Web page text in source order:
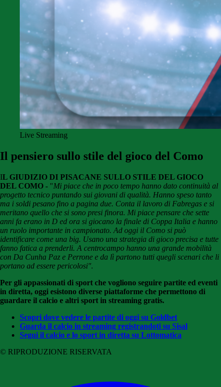
Live Streaming
Il pensiero sullo stile del gioco del Como
IL GIUDIZIO DI PISACANE SULLO STILE DEL GIOCO
DEL COMO - "Mi piace che in poco tempo hanno dato continuità al
progetto tecnico puntando sui giovani di qualità. Hanno speso tanto
ma i soldi pesano fino a pagina due. Conta il lavoro di Fabregas e si
meritano quello che si sono presi finora. Mi piace pensare che sette
anni fa erano in D ed ora si giocano la finale di Coppa Italia e hanno
un ruolo importante in campionato. Ad oggi il Como si può
identificare come una big. Usano una strategia di gioco precisa e tutte
fanno fatica a prenderli. A centrocampo hanno una grande mobilità
con Da Cunha Paz e Perrone e da lì partono tutti quegli scenari che li
portano ad essere pericolosi".
Per gli appassionati di sport che vogliono seguire partite ed eventi
in diretta, oggi esistono diverse piattaforme che permettono di
guardare il calcio e altri sport in streaming gratis.
Scopri dove vedere le partite di oggi su Goldbet
Guarda il calcio in streaming registrandoti su Sisal
Segui il calcio e lo sport in diretta su Lottomatica
© RIPRODUZIONE RISERVATA